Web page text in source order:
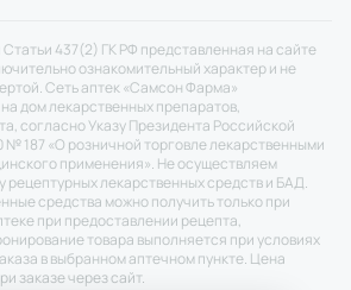
437(2) ГК РФ представленная на сайте
ознакомительный характер и не
Сеть аптек «Самсон Фарма»
дом лекарственных препаратов,
согласно Указу Президента Российской
№ 187 «О розничной торговле лекарственными
применения». Не осуществляем
лекарственных средств и БАД.
средства можно получить только при
при предоставлении рецепта,
товара выполняется при условиях
в выбранном аптечном пункте. Цена
заказе через сайт.